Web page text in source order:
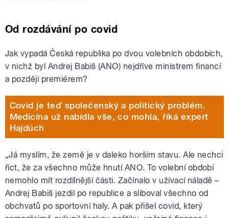
Od rozdávání po covid
Jak vypadá Česká republika po dvou volebních obdobích,
v nichž byl Andrej Babiš (ANO) nejdříve ministrem financí
a později premiérem?
Covid je teď společenský a politický problém.
Medicína už nabídla vše, co mohla, říká expert
Hajdúch
„Já myslím, že země je v daleko horším stavu. Ale nechci
říct, že za všechno může hnutí ANO. To volební období
nemohlo mít rozdílnější části. Začínalo v užívací náladě –
Andrej Babiš jezdil po republice a sliboval všechno od
obchvatů po sportovní haly. A pak přišel covid, který